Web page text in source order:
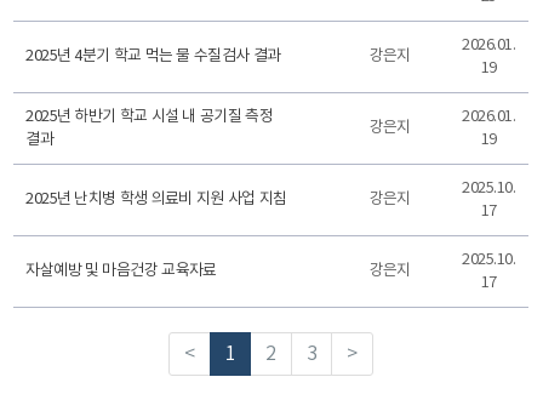
2025년 4분기 학교 먹는 물 수질검사 결과 강은지
2026.01.
19
2025년 하반기 학교 시설 내 공기질 측정
결과
강은지
2026.01.
19
2025년 난치병 학생 의료비 지원 사업 지침 강은지
2025.10.
17
자살예방 및 마음건강 교육자료 강은지
2025.10.
17
< 1 2 3 >